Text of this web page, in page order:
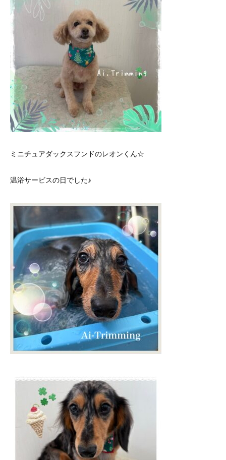
ミニチュアダックスフンドのレオンくん☆
温浴サービスの日でした♪